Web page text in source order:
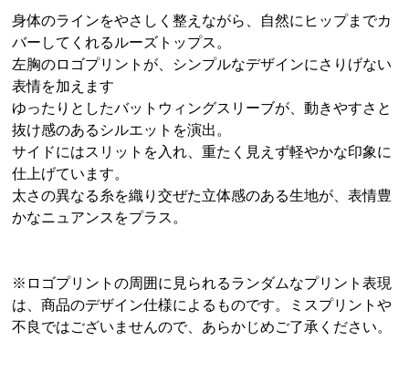
身体のラインをやさしく整えながら、自然にヒップまでカ
バーしてくれるルーズトップス。
左胸のロゴプリントが、シンプルなデザインにさりげない
表情を加えます
ゆったりとしたバットウィングスリーブが、動きやすさと
抜け感のあるシルエットを演出。
サイドにはスリットを入れ、重たく見えず軽やかな印象に
仕上げています。
太さの異なる糸を織り交ぜた立体感のある生地が、表情豊
かなニュアンスをプラス。
※ロゴプリントの周囲に見られるランダムなプリント表現
は、商品のデザイン仕様によるものです。ミスプリントや
不良ではございませんので、あらかじめご了承ください。